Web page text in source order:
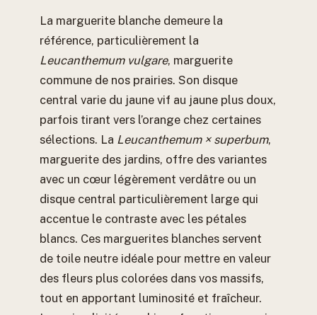
La marguerite blanche demeure la
référence, particulièrement la
Leucanthemum vulgare, marguerite
commune de nos prairies. Son disque
central varie du jaune vif au jaune plus doux,
parfois tirant vers l’orange chez certaines
sélections. La Leucanthemum × superbum,
marguerite des jardins, offre des variantes
avec un cœur légèrement verdâtre ou un
disque central particulièrement large qui
accentue le contraste avec les pétales
blancs. Ces marguerites blanches servent
de toile neutre idéale pour mettre en valeur
des fleurs plus colorées dans vos massifs,
tout en apportant luminosité et fraîcheur.